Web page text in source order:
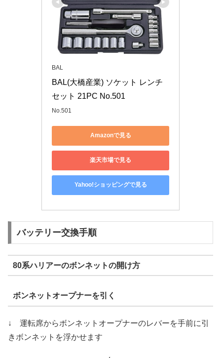
BAL
BAL(大橋産業) ソケット レンチ
セット 21PC No.501
No.501
Amazonで見る
楽天市場で見る
Yahoo!ショッピングで見る
バッテリー交換手順
80系ハリアーのボンネットの開け方
ボンネットオープナーを引く
↓ 運転席からボンネットオープナーのレバーを手前に引
きボンネットを浮かせます